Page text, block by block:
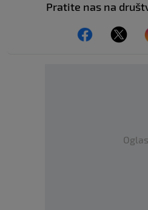
Pratite nas na
Oglas